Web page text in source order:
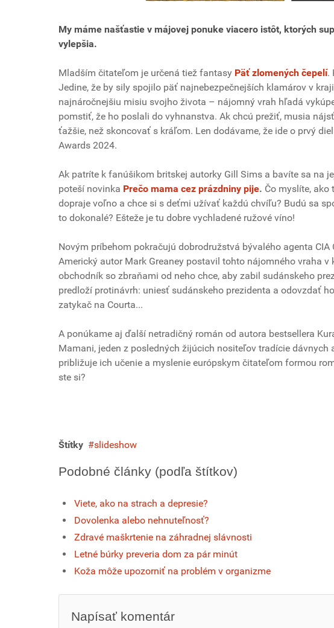
My máme našťastie v májovej ponuke viacero istôt, ktorých
vylepšia.
Mladším čitateľom je určená tiež fantasy Päť zlomených čepelí.
Jedine, že by sily spojilo päť najnebezpečnejších klamárov v
najnáročnejšiu misiu svojho života – nájomný vrah hľadá
pomstiť, že ho poslali do vyhnanstva. Ak chcú prežiť, musia
ťažšie, než skoncovať s kráľom. Len dodávame, že ide o prvý
Awards 2024.
Ak patríte k fanúšikom britskej autorky Gill Sims a bavíte sa na
poteší novinka Prečo mama cez prázdniny pije. Čo myslíte, ako
dopraje voľno a chce si s deťmi užívať každú chvíľu? Budú sa
to dokonalé? Ešteže je tu dobre vychladené ružové víno!
Novým príbehom pokračujú dobrodružstvá bývalého agenta
Americký autor Mark Greaney postavil tohto nájomného vraha v
obchodník so zbraňami od neho chce, aby zabil sudánskeho
predloží protinávrh: uniesť sudánskeho prezidenta a odovzdať
zatykač na Courta...
A ponúkame aj ďalší netradičný román od autora bestsellera
Mamani, jeden z posledných žijúcich nositeľov tradície dávnych
približuje ich učenie a myslenie európskym čitateľom formou
ste si?
Štítky slideshow
Podobné články (podľa štítkov)
Viete, ako na strach a depresie?
Dovolenka alebo nehnuteľnosť?
Zdravé maškrtenie na záhradnej slávnosti
Letné búrky preveria dom za pár minút
Koža môže upozorniť na problém v organizme
Napísať komentár